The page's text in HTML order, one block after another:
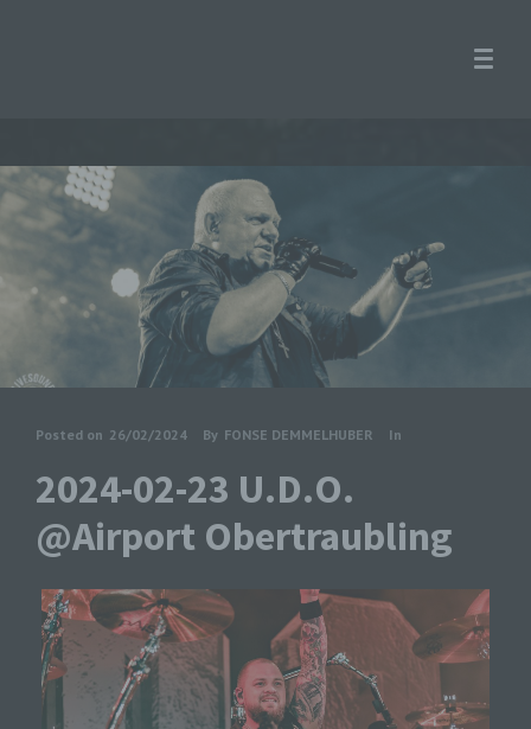
Posted on 26/02/2024 By FONSE DEMMELHUBER In
2024-02-23 U.D.O.
@Airport Obertraubling